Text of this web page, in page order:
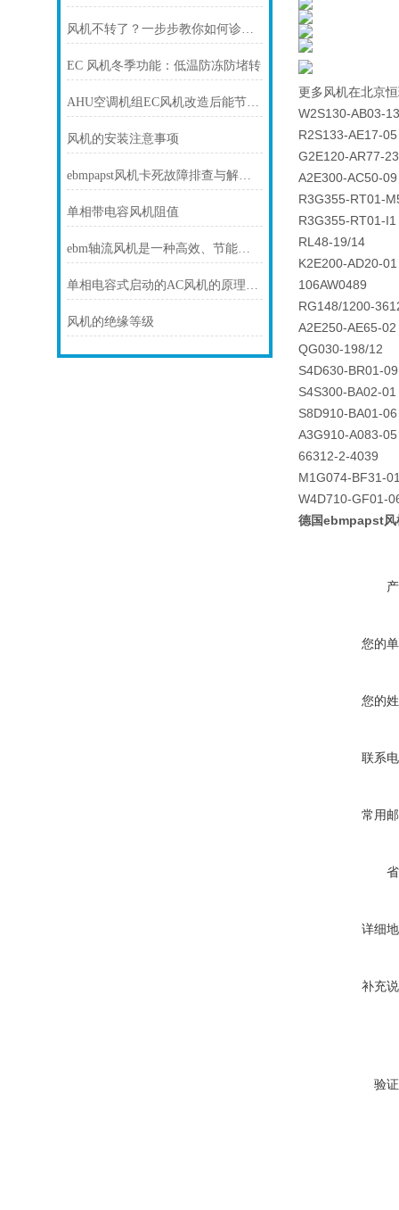
风机不转了？一步步教你如何诊断故障
EC 风机冬季功能：低温防冻防堵转
AHU空调机组EC风机改造后能节电多少？
风机的安装注意事项
ebmpapst风机卡死故障排查与解决方法
单相带电容风机阻值
ebm轴流风机是一种高效、节能和可靠的风动设备
单相电容式启动的AC风机的原理和接线方式
风机的绝缘等级
更多风机在北京
W2S130-AB03-13
R2S133-AE17-05
G2E120-AR77-23
A2E300-AC50-09
R3G355-RT01-
R3G355-RT01-I1
RL48-19/14
K2E200-AD20-01
106AW0489
RG148/1200-
A2E250-AE65-02
QG030-198/12
S4D630-BR01-09
S4S300-BA02-01
S8D910-BA01-06
A3G910-A083-05
66312-2-4039
M1G074-BF31-
W4D710-GF01-
德国ebmpapst风
您的
您的
联系
常用
详细
补充
验